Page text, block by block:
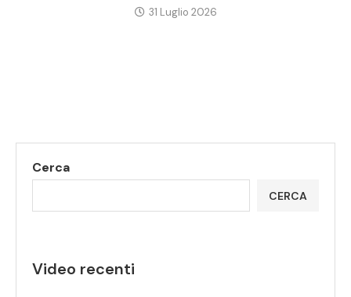
31 Luglio 2026
Cerca
CERCA
Video recenti